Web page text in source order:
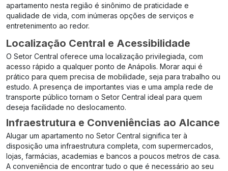
apartamento nesta região é sinônimo de praticidade e
qualidade de vida, com inúmeras opções de serviços e
entretenimento ao redor.
Localização Central e Acessibilidade
O Setor Central oferece uma localização privilegiada, com
acesso rápido a qualquer ponto de Anápolis. Morar aqui é
prático para quem precisa de mobilidade, seja para trabalho ou
estudo. A presença de importantes vias e uma ampla rede de
transporte público tornam o Setor Central ideal para quem
deseja facilidade no deslocamento.
Infraestrutura e Conveniências ao Alcance
Alugar um apartamento no Setor Central significa ter à
disposição uma infraestrutura completa, com supermercados,
lojas, farmácias, academias e bancos a poucos metros de casa.
A conveniência de encontrar tudo o que é necessário ao seu